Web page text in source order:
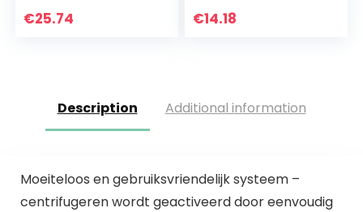
droog dubbel
€25.74 €14.18
Description Additional information
Moeiteloos en gebruiksvriendelijk systeem –
centrifugeren wordt geactiveerd door eenvoudig